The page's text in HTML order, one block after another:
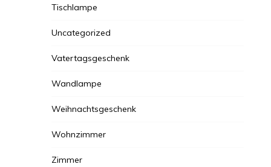
Tischlampe
Uncategorized
Vatertagsgeschenk
Wandlampe
Weihnachtsgeschenk
Wohnzimmer
Zimmer